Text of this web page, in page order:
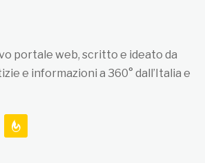
portale web, scritto e ideato da
e informazioni a 360° dall’Italia e
feedburner